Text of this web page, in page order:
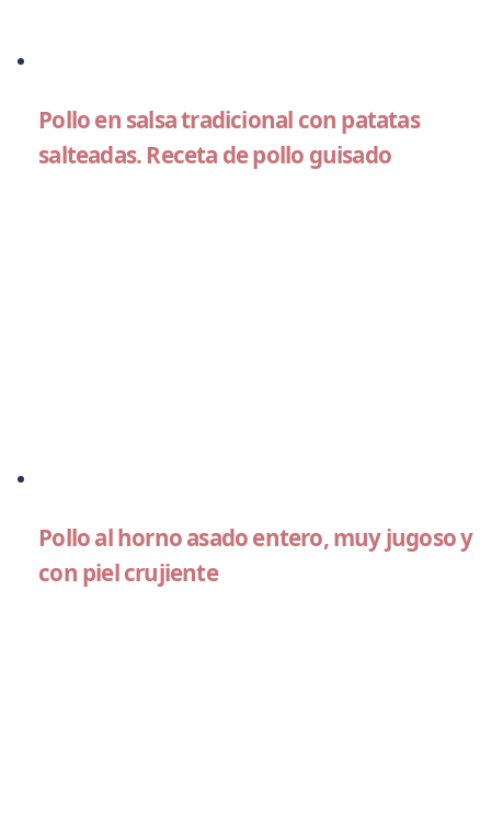
Pollo en salsa tradicional con patatas
salteadas. Receta de pollo guisado
Pollo al horno asado entero, muy jugoso y
con piel crujiente